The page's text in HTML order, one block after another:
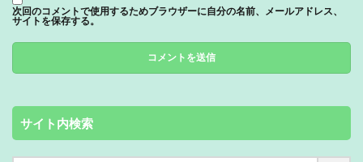
次回のコメントで使用するためブラウザーに自分の名前、メールアドレス、
サイトを保存する。
サイト内検索